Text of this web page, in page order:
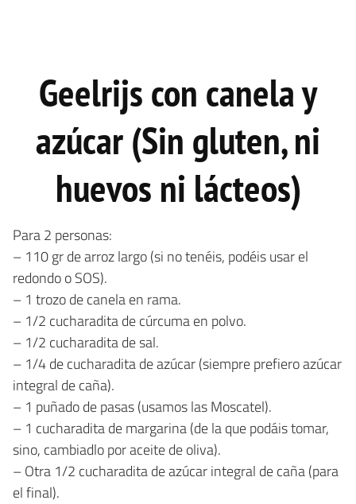
Geelrijs con canela y
azúcar (Sin gluten, ni
huevos ni lácteos)
Para 2 personas:
– 110 gr de arroz largo (si no tenéis, podéis usar el
redondo o SOS).
– 1 trozo de canela en rama.
– 1/2 cucharadita de cúrcuma en polvo.
– 1/2 cucharadita de sal.
– 1/4 de cucharadita de azúcar (siempre prefiero azúcar
integral de caña).
– 1 puñado de pasas (usamos las Moscatel).
– 1 cucharadita de margarina (de la que podáis tomar,
sino, cambiadlo por aceite de oliva).
– Otra 1/2 cucharadita de azúcar integral de caña (para
el final).